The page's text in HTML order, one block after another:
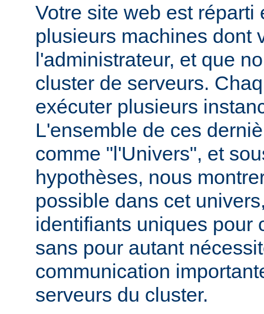
Votre site web est réparti
plusieurs machines dont
l'administrateur, et que
cluster de serveurs.
exécuter plusieurs
L'ensemble de ces
comme "l'Univers", et
hypothèses, nous
possible dans cet
identifiants uniques pour
sans pour autant
communication
serveurs du cluster.